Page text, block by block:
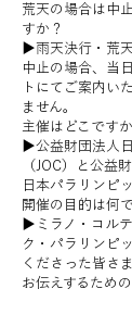
荒天の場合は中
すか？
▶︎雨天決行・荒
中止の場合、当
トにてご案内い
ません。
主催はどこですか
▶︎公益財団法人
（JOC）と公益
日本パラリンピ
開催の目的は何
▶︎ミラノ・コル
ク・パラリンピ
くださった皆さ
お伝えするため